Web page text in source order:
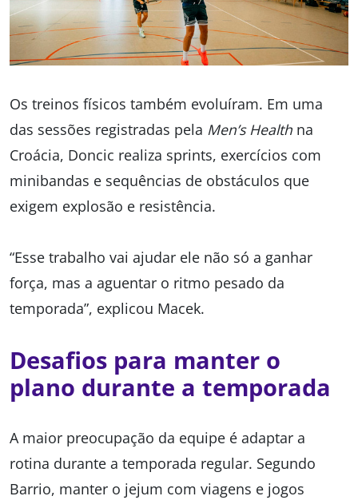
Os treinos físicos também evoluíram. Em uma
das sessões registradas pela Men’s Health na
Croácia, Doncic realiza sprints, exercícios com
minibandas e sequências de obstáculos que
exigem explosão e resistência.
“Esse trabalho vai ajudar ele não só a ganhar
força, mas a aguentar o ritmo pesado da
temporada”, explicou Macek.
Desafios para manter o
plano durante a temporada
A maior preocupação da equipe é adaptar a
rotina durante a temporada regular. Segundo
Barrio, manter o jejum com viagens e jogos